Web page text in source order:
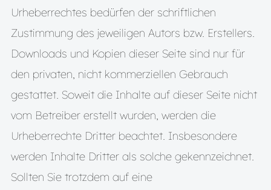
Urheberrechtes bedürfen der schriftlichen
Zustimmung des jeweiligen Autors bzw. Erstellers.
Downloads und Kopien dieser Seite sind nur für
den privaten, nicht kommerziellen Gebrauch
gestattet. Soweit die Inhalte auf dieser Seite nicht
vom Betreiber erstellt wurden, werden die
Urheberrechte Dritter beachtet. Insbesondere
werden Inhalte Dritter als solche gekennzeichnet.
Sollten Sie trotzdem auf eine